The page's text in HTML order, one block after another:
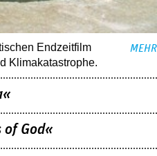
Endzeitfilm
Klimakatastrophe.
MEHR
of God«